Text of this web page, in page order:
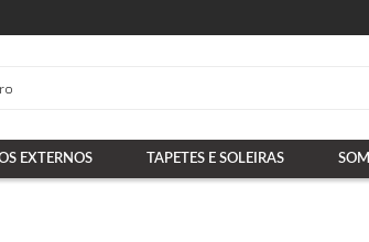
EXTERNOS TAPETES E SOLEIRAS